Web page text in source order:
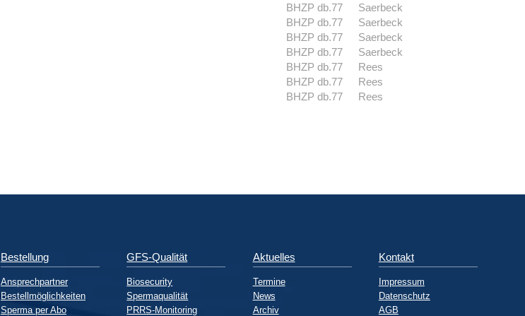
BHZP db.77
Saerbeck
BHZP db.77
Saerbeck
BHZP db.77
Saerbeck
BHZP db.77
Saerbeck
BHZP db.77
Rees
BHZP db.77
Rees
BHZP db.77 Rees
Bestellung
Ansprechpartner
Bestellmöglichkeiten
Sperma per Abo
GFS-Qualität
Biosecurity
Spermaqualität
PRRS-Monitoring
Aktuelles
Termine
News
Archiv
Kontakt
Impressum
Datenschutz
AGB